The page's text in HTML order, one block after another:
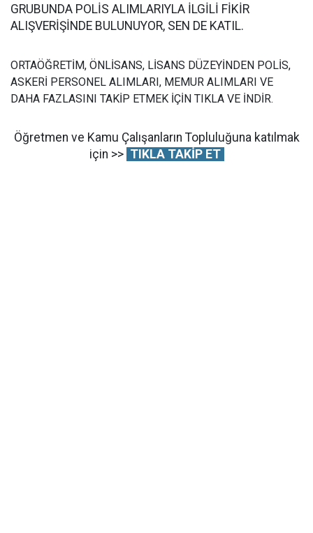
GRUBUNDA POLİS ALIMLARIYLA İLGİLİ FİKİR
ALIŞVERİŞİNDE BULUNUYOR, SEN DE KATIL.
ORTAÖĞRETİM, ÖNLİSANS, LİSANS DÜZEYİNDEN POLİS,
ASKERİ PERSONEL ALIMLARI, MEMUR ALIMLARI VE
DAHA FAZLASINI TAKİP ETMEK İÇİN TIKLA VE İNDİR.
Öğretmen ve Kamu Çalışanların Topluluğuna katılmak
için >> TIKLA TAKİP ET